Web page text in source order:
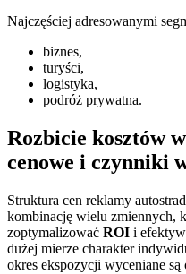
Najczęściej adresowanymi
biznes,
turyści,
logistyka,
podróż prywatna.
Rozbicie kosztów
cenowe i czynniki
Struktura cen reklamy
kombinację wielu zmiennych,
zoptymalizować ROI i
dużej mierze charakter
okres ekspozycji wyceniane są